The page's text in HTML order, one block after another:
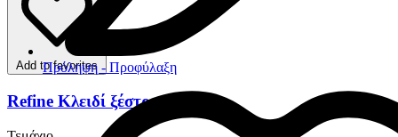
Πρόληψη - Προφύλαξη
Add to favorites
Refine Κλειδί ξέστρων